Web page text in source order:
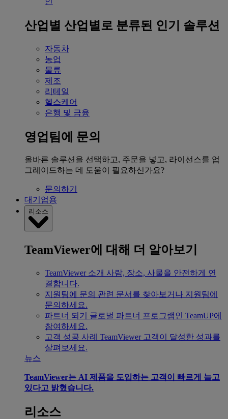
산업별 산업별로 분류된 인기 솔루션
자동차
농업
물류
제조
리테일
헬스케어
은행 및 금융
영업팀에 문의
올바른 솔루션을 선택하고, 주문을 넣고, 라이선스를 업
그레이드하는 데 도움이 필요하신가요?
문의하기
대기업용
리소스
TeamViewer에 대해 더 알아보기
TeamViewer 소개 사람, 장소, 사물을 안전하게 연
결합니다.
지원팀에 문의 관련 문서를 찾아보거나 지원팀에
문의하세요.
파트너 되기
글로벌 파트너 프로그램인 TeamUP에
참여하세요.
고객 성공 사례 TeamViewer 고객이 달성한 성과를
살펴보세요.
뉴스
TeamViewer는 AI 제품을 도입하는 고객이 빠르게 늘고
있다고 밝혔습니다.
리소스